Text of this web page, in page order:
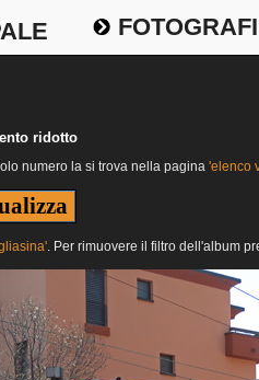
ridotto
numero la si trova nella pagina 'elenco
. Per rimuovere il filtro dell'album